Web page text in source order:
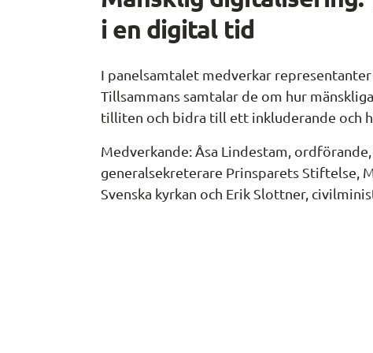
i en digital tid
I panelsamtalet medverkar
Tillsammans samtalar de om hur
tilliten och bidra till ett inkluderande och
Medverkande: Åsa Lindestam, ordförande,
generalsekreterare Prinsparets Stiftelse,
Svenska kyrkan och Erik Slottner,